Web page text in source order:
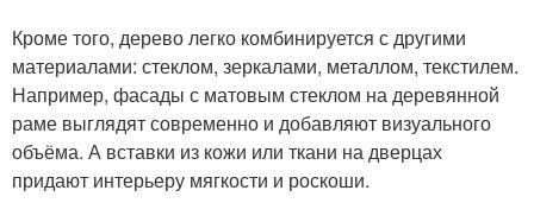
Кроме того, дерево легко комбинируется с другими
материалами: стеклом, зеркалами, металлом, текстилем.
Например, фасады с матовым стеклом на деревянной
раме выглядят современно и добавляют визуального
объёма. А вставки из кожи или ткани на дверцах
придают интерьеру мягкости и роскоши.